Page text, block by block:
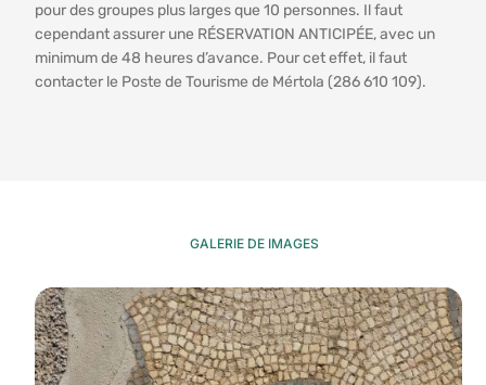
pour des groupes plus larges que 10 personnes. Il faut
cependant assurer une RÉSERVATION ANTICIPÉE, avec un
minimum de 48 heures d’avance. Pour cet effet, il faut
contacter le Poste de Tourisme de Mértola (286 610 109).
GALERIE DE IMAGES